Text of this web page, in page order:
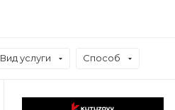
Вид услуги Способ